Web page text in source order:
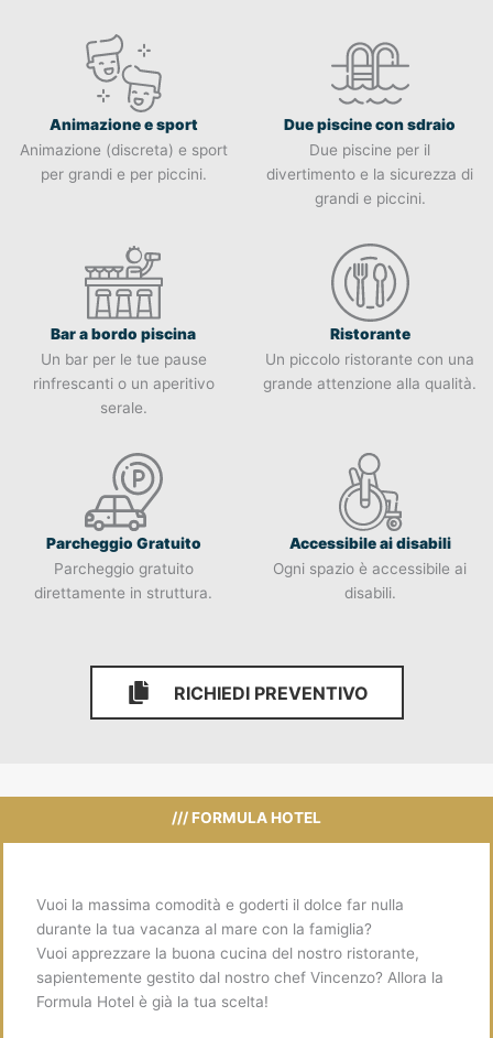
Animazione e sport
Animazione (discreta) e sport
per grandi e per piccini.
Due piscine con sdraio
Due piscine per il
divertimento e la sicurezza di
grandi e piccini.
Bar a bordo piscina
Un bar per le tue pause
rinfrescanti o un aperitivo
serale.
Ristorante
Un piccolo ristorante con una
grande attenzione alla qualità.
Parcheggio Gratuito
Parcheggio gratuito
direttamente in struttura.
Accessibile ai disabili
Ogni spazio è accessibile ai
disabili.
RICHIEDI PREVENTIVO
/// FORMULA HOTEL
Vuoi la massima comodità e goderti il dolce far nulla
durante la tua vacanza al mare con la famiglia?
Vuoi apprezzare la buona cucina del nostro ristorante,
sapientemente gestito dal nostro chef Vincenzo? Allora la
Formula Hotel è già la tua scelta!